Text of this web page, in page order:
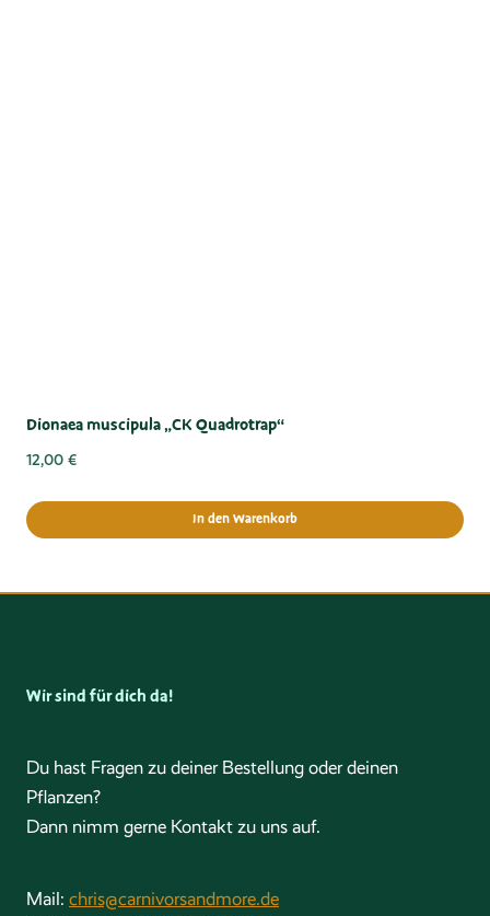
Dionaea muscipula „CK Quadrotrap“
12,00 €
In den Warenkorb
Wir sind für dich da!
Du hast Fragen zu deiner Bestellung oder deinen
Pflanzen?
Dann nimm gerne Kontakt zu uns auf.
Mail: chris@carnivorsandmore.de